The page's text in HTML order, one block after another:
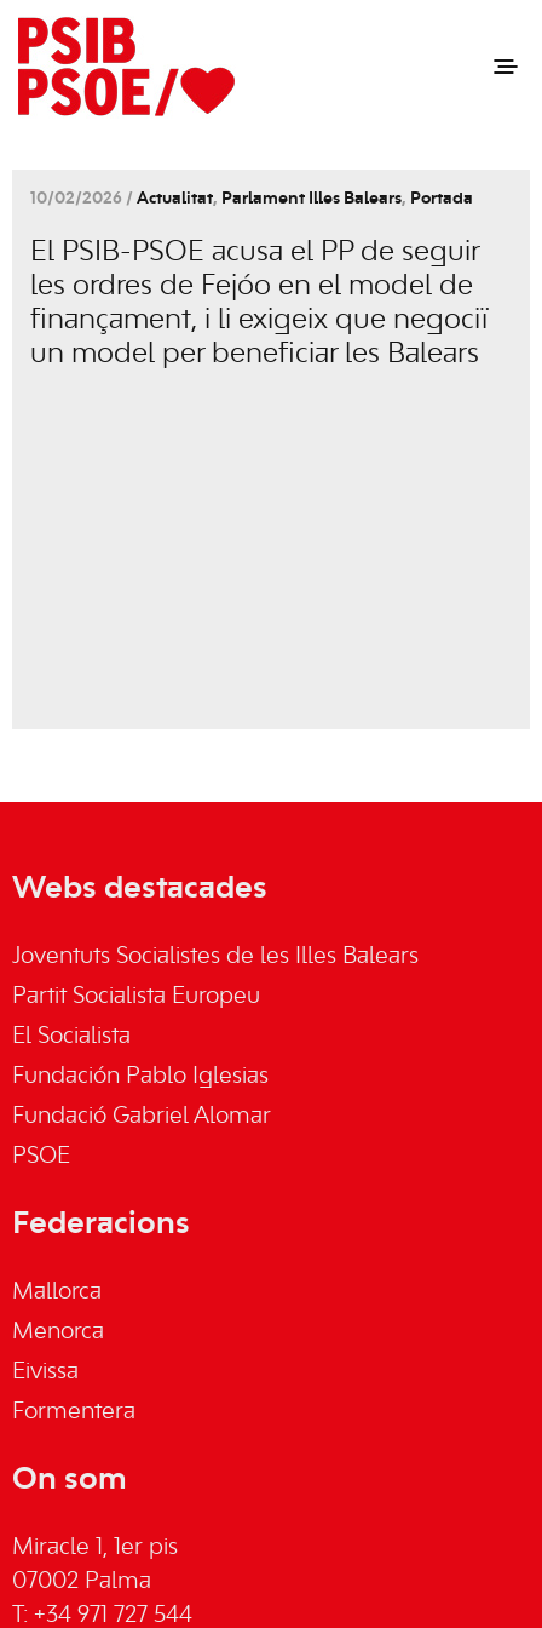
10/02/2026 / Actualitat, Parlament Illes Balears, Portada
El PSIB-PSOE acusa el PP de seguir
les ordres de Fejóo en el model de
finançament, i li exigeix que negociï
un model per beneficiar les Balears
Webs destacades
Joventuts Socialistes de les Illes Balears
Partit Socialista Europeu
El Socialista
Fundación Pablo Iglesias
Fundació Gabriel Alomar
PSOE
Federacions
Mallorca
Menorca
Eivissa
Formentera
On som
Miracle 1, 1er pis
07002 Palma
T: +34 971 727 544